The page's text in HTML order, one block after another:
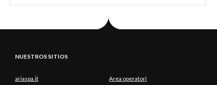
llegando hasta Lombardía. Disfrute de un
Sirmione, uno de los lugares más destacados
enseñanzas del abad.
NUESTROS SITIOS
ariaspa.it Area operatori